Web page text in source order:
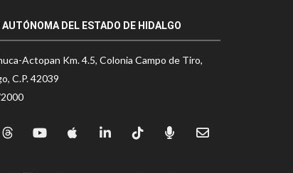
DEL ESTADO DE HIDALGO
Actopan Km. 4.5, Colonia Campo de Tiro,
C.P. 42039